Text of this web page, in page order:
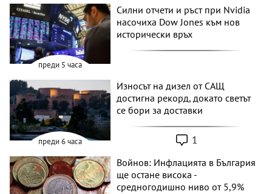
преди 5 часа
Силни отчети и ръст при Nvidia
насочиха Dow Jones към нов
исторически връх
преди 6 часа
Износът на дизел от САЩ
достигна рекорд, докато светът
се бори за доставки
1
Войнов: Инфлацията в България
ще остане висока -
средногодишно ниво от 5,9%